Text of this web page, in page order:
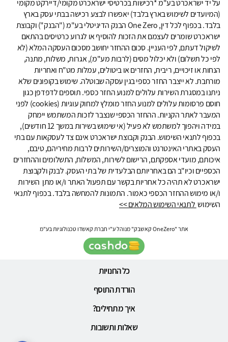
על יד ישראכרט בע"מ *רכישות בכרטיסי ישראכרט מקומי/דיירקט מקומי
(המיועדים לשימוש בארץ בלבד) יאפשרו לבצע רכישה בבתי עסק בארץ
בלבד. בכפוף לכל דין, One Zero הבנק הדיגיטלי בע"מ ("הבנק") וקבוצת
ישראכרט שומרים לעצמם את הזכות להוסיף או לגרוע כרטיסים בהתאם
לשיקול דעתם, לפי העניין. סכום ההחזר יחושב מסכום העסקה המלא (לא
לפי כל תשלום) ולא יכלול מסים (לרבות מע"מ), אגרות, משלוח, מתנה,
הנחות או זיכויים, ריבית, החזרים או ביטולים, עמלות מט"ח ואחריות
מורחבת. לא ייצבר החזר כספי בגין עסקה שבוטלה. שימוש בקופונים שלא
ניתנו במסגרת השירות עלולים למנוע החזר כספי. תוספים לדפדפן כגון
חוסם פרסומות עלולים למנוע החזר מומלץ למחוק עוגיות (cookies) לפני
המעבר לאתר הקניות. ההחזר הכספי שנצבר לזכות המשתמש יימחק
במידה ויהפוך למשתמש לא פעיל (אי שימוש בשירות במשך 12 חודשים),
בכפוף לתנאי השימוש. הבנק וקבוצת ישראכרט אינם צד לעסקאות עם בתי
העסק באתרי האינטרנט והמוצרים/השירותים לרבות מחיריהם, טיבם,
איכותם, מועדי אספקתם, הרישום לשירות, המשלוח, התשלומים וההחזרים
הכספיים וכיו"ב הם באחריותם הבלעדית של בתי העסק. לבנק ולקבוצת
ישראכרט לא תהיה כל אחריות בקשר עם תפעול האתר ו/או מתן השירות
ו/או מימוש ההחזר הכספי כאמור. התמונות להמחשה בלבד. בכפוף לתנאי
השימוש לתנאי השימוש המלאים >>
אתר "OneZero קאשבק" מנוהל ע"י חברת קאשדו טכנולוגיות בע"מ
כל החנויות
הורדת התוסף
איך מתחילים?
שאלות ותשובות